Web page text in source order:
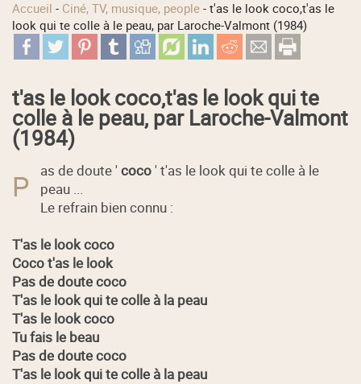
Accueil - Ciné, TV, musique, people -t'as le look coco,t'as le
look qui te colle à le peau, par Laroche-Valmont (1984)
t'as le look coco,t'as le look qui te
colle à le peau, par Laroche-Valmont
(1984)
P as de doute 'coco' t'as le look qui te colle à le
peau ...
Le refrain bien connu :
T'as le look coco
Coco t'as le look
Pas de doute coco
T'as le look qui te colle à la peau
T'as le look coco
Tu fais le beau
Pas de doute coco
T'as le look qui te colle à la peau